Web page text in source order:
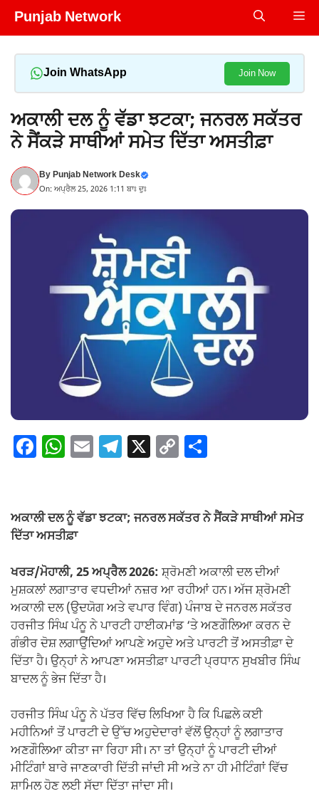
Skip
Punjab Network
Join WhatsApp Join Now
ਅਕਾਲੀ ਦਲ ਨੂੰ ਵੱਡਾ ਝਟਕਾ; ਜਨਰਲ ਸਕੱਤਰ
ਨੇ ਸੈਂਕੜੇ ਸਾਥੀਆਂ ਸਮੇਤ ਦਿੱਤਾ ਅਸਤੀਫ਼ਾ
ByPunjab Network Desk
On: ਅਪ੍ਰੈਲ 25, 2026 1:11 ਬਾਃ ਦੁਃ
F
e
b
o
o
k
W
s
A
p
p
E T
gr
m
X C
y
n
k
e
ਅਕਾਲੀ ਦਲ ਨੂੰ ਵੱਡਾ ਝਟਕਾ; ਜਨਰਲ ਸਕੱਤਰ ਨੇ ਸੈਂਕੜੇ ਸਾਥੀਆਂ ਸਮੇਤ
ਦਿੱਤਾ ਅਸਤੀਫ਼ਾ
ਖਰੜ/ਮੋਹਾਲੀ, 25 ਅਪ੍ਰੈਲ 2026: ਸ਼੍ਰੋਮਣੀ ਅਕਾਲੀ ਦਲ ਦੀਆਂ
ਮੁਸ਼ਕਲਾਂ ਲਗਾਤਾਰ ਵਧਦੀਆਂ ਨਜ਼ਰ ਆ ਰਹੀਆਂ ਹਨ। ਅੱਜ ਸ਼੍ਰੋਮਣੀ
ਅਕਾਲੀ ਦਲ (ਉਦਯੋਗ ਅਤੇ ਵਪਾਰ ਵਿੰਗ) ਪੰਜਾਬ ਦੇ ਜਨਰਲ ਸਕੱਤਰ
ਹਰਜੀਤ ਸਿੰਘ ਪੰਨੂ ਨੇ ਪਾਰਟੀ ਹਾਈਕਮਾਂਡ ‘ਤੇ ਅਣਗੌਲਿਆ ਕਰਨ ਦੇ
ਗੰਭੀਰ ਦੋਸ਼ ਲਗਾਉਂਦਿਆਂ ਆਪਣੇ ਅਹੁਦੇ ਅਤੇ ਪਾਰਟੀ ਤੋਂ ਅਸਤੀਫ਼ਾ ਦੇ
ਦਿੱਤਾ ਹੈ। ਉਨ੍ਹਾਂ ਨੇ ਆਪਣਾ ਅਸਤੀਫ਼ਾ ਪਾਰਟੀ ਪ੍ਰਧਾਨ ਸੁਖਬੀਰ ਸਿੰਘ
ਬਾਦਲ ਨੂੰ ਭੇਜ ਦਿੱਤਾ ਹੈ।
ਹਰਜੀਤ ਸਿੰਘ ਪੰਨੂ ਨੇ ਪੱਤਰ ਵਿੱਚ ਲਿਖਿਆ ਹੈ ਕਿ ਪਿਛਲੇ ਕਈ
ਮਹੀਨਿਆਂ ਤੋਂ ਪਾਰਟੀ ਦੇ ਉੱਚ ਅਹੁਦੇਦਾਰਾਂ ਵੱਲੋਂ ਉਨ੍ਹਾਂ ਨੂੰ ਲਗਾਤਾਰ
ਅਣਗੌਲਿਆ ਕੀਤਾ ਜਾ ਰਿਹਾ ਸੀ। ਨਾ ਤਾਂ ਉਨ੍ਹਾਂ ਨੂੰ ਪਾਰਟੀ ਦੀਆਂ
ਮੀਟਿੰਗਾਂ ਬਾਰੇ ਜਾਣਕਾਰੀ ਦਿੱਤੀ ਜਾਂਦੀ ਸੀ ਅਤੇ ਨਾ ਹੀ ਮੀਟਿੰਗਾਂ ਵਿੱਚ
ਸ਼ਾਮਿਲ ਹੋਣ ਲਈ ਸੱਦਾ ਦਿੱਤਾ ਜਾਂਦਾ ਸੀ।